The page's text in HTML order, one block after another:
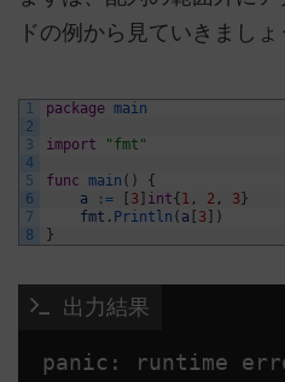
ドの例から見ていきましょ
1
2
3
4
5
6
7
8
package main
import "fmt"
func main ( )
{
a
:= 3 int{ 1 , 2 , 3 }
fmt . Println ( a 3
)
}
出力結果
panic: runtime